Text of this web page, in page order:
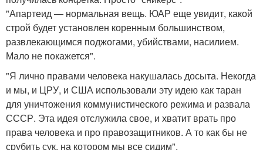
"Апартеид — нормальная вещь. ЮАР еще увидит, какой
строй будет установлен коренным большинством,
развлекающимся поджогами, убийствами, насилием.
Мало не покажется".
"Я лично правами человека накушалась досыта. Некогда
и мы, и ЦРУ, и США использовали эту идею как таран
для уничтожения коммунистического режима и развала
СССР. Эта идея отслужила свое, и хватит врать про
права человека и про правозащитников. А то как бы не
срубить сук, на котором мы все сидим".